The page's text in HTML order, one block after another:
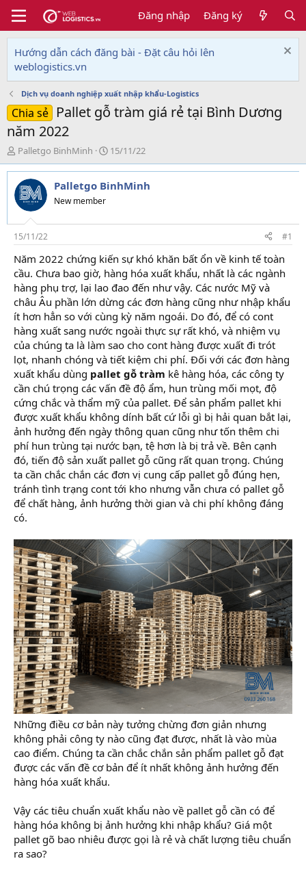
Đăng nhập Đăng ký
Hướng dẫn cách đăng bài - Đặt câu hỏi lên
weblogistics.vn
Dịch vụ doanh nghiệp xuất nhập khẩu-Logistics
Chia sẻ
Pallet gỗ tràm giá rẻ tại Bình Dương
năm 2022
T
h
r
e
a
d
s
t
a
r
t
e
r
Palletgo BinhMinh
N
g
à
y
i
15/11/22
Palletgo BinhMinh
New member
15/11/22 #1
Năm 2022 chứng kiến sự khó khăn bất ổn về kinh tế toàn
cầu. Chưa bao giờ, hàng hóa xuất khẩu, nhất là các ngành
hàng phụ trợ, lại lao đao đến như vậy. Các nước Mỹ và
châu Âu phần lớn dừng các đơn hàng cũng như nhập khẩu
ít hơn hẳn so với cùng kỳ năm ngoái. Do đó, để có cont
hàng xuất sang nước ngoài thực sự rất khó, và nhiệm vụ
của chúng ta là làm sao cho cont hàng được xuất đi trót
lọt, nhanh chóng và tiết kiệm chi phí. Đối với các đơn hàng
xuất khẩu dùng pallet gỗ tràm kê hàng hóa, các công ty
cần chú trọng các vấn đề độ ẩm, hun trùng mối mọt, độ
cứng chắc và thẩm mỹ của pallet. Để sản phẩm pallet khi
được xuất khẩu không dính bất cứ lỗi gì bị hải quan bắt lại,
ảnh hưởng đến ngày thông quan cũng như tốn thêm chi
phí hun trùng tại nước bạn, tệ hơn là bị trả về. Bên cạnh
đó, tiến độ sản xuất pallet gỗ cũng rất quan trọng. Chúng
ta cần chắc chắn các đơn vị cung cấp pallet gỗ đúng hẹn,
tránh tình trạng cont tới kho nhưng vẫn chưa có pallet gỗ
để chất hàng, ảnh hưởng thời gian và chi phí không đáng
có.
Những điều cơ bản này tưởng chừng đơn giản nhưng
không phải công ty nào cũng đạt được, nhất là vào mùa
cao điểm. Chúng ta cần chắc chắn sản phẩm pallet gỗ đạt
được các vấn đề cơ bản để ít nhất không ảnh hưởng đến
hàng hóa xuất khẩu.
Vậy các tiêu chuẩn xuất khẩu nào về pallet gỗ cần có để
hàng hóa không bị ảnh hưởng khi nhập khẩu? Giá một
pallet gõ bao nhiêu được gọi là rẻ và chất lượng tiêu chuẩn
ra sao?